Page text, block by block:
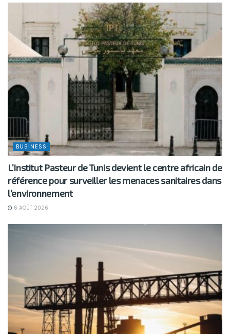
BUSINESS
L’Institut Pasteur de Tunis devient le centre africain de
référence pour surveiller les menaces sanitaires dans
l’environnement
6 AOÛT 2026